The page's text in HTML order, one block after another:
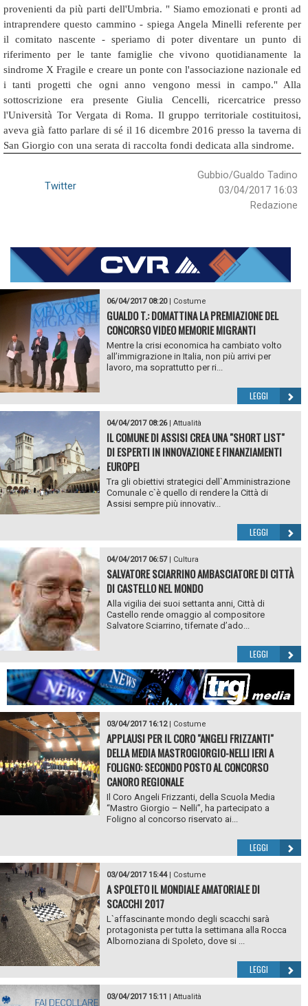
provenienti da più parti dell'Umbria. " Siamo emozionati e pronti ad
intraprendere questo cammino - spiega Angela Minelli referente per
il comitato nascente - speriamo di poter diventare un punto di
riferimento per le tante famiglie che vivono quotidianamente la
sindrome X Fragile e creare un ponte con l'associazione nazionale ed
i tanti progetti che ogni anno vengono messi in campo." Alla
sottoscrizione era presente Giulia Cencelli, ricercatrice presso
l'Università Tor Vergata di Roma. Il gruppo territoriale costituitosi,
aveva già fatto parlare di sé il 16 dicembre 2016 presso la taverna di
San Giorgio con una serata di raccolta fondi dedicata alla sindrome.
Gubbio/Gualdo Tadino
03/04/2017 16:03
Redazione
Twitter
06/04/2017 08:20| Costume
GUALDO T.: DOMATTINA LA PREMIAZIONE DEL
CONCORSO VIDEO MEMORIE MIGRANTI
Mentre la crisi economica ha cambiato volto
all’immigrazione in Italia, non più arrivi per
lavoro, ma soprattutto per ri...
LEGGI
04/04/2017 08:26| Attualità
IL COMUNE DI ASSISI CREA UNA "SHORT LIST"
DI ESPERTI IN INNOVAZIONE E FINANZIAMENTI
EUROPEI
Tra gli obiettivi strategici dell`Amministrazione
Comunale c`è quello di rendere la Città di
Assisi sempre più innovativ...
LEGGI
04/04/2017 06:57| Cultura
SALVATORE SCIARRINO AMBASCIATORE DI CITTÀ
DI CASTELLO NEL MONDO
Alla vigilia dei suoi settanta anni, Città di
Castello rende omaggio al compositore
Salvatore Sciarrino, tifernate d’ado...
LEGGI
03/04/2017 16:12| Costume
APPLAUSI PER IL CORO "ANGELI FRIZZANTI"
DELLA MEDIA MASTROGIORGIO-NELLI IERI A
FOLIGNO: SECONDO POSTO AL CONCORSO
CANORO REGIONALE
Il Coro Angeli Frizzanti, della Scuola Media
“Mastro Giorgio – Nelli”, ha partecipato a
Foligno al concorso riservato ai...
LEGGI
03/04/2017 15:44| Costume
A SPOLETO IL MONDIALE AMATORIALE DI
SCACCHI 2017
L`affascinante mondo degli scacchi sarà
protagonista per tutta la settimana alla Rocca
Albornoziana di Spoleto, dove si ...
LEGGI
03/04/2017 15:11 | Attualità